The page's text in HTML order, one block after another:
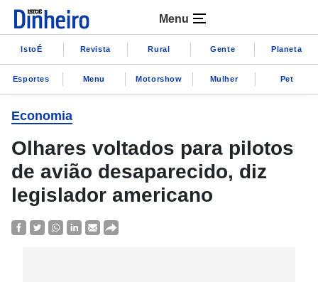
Menu
IstoÉ Revista Rural Gente Planeta
Esportes Menu Motorshow Mulher Pet
Economia
Olhares voltados para pilotos
de avião desaparecido, diz
legislador americano